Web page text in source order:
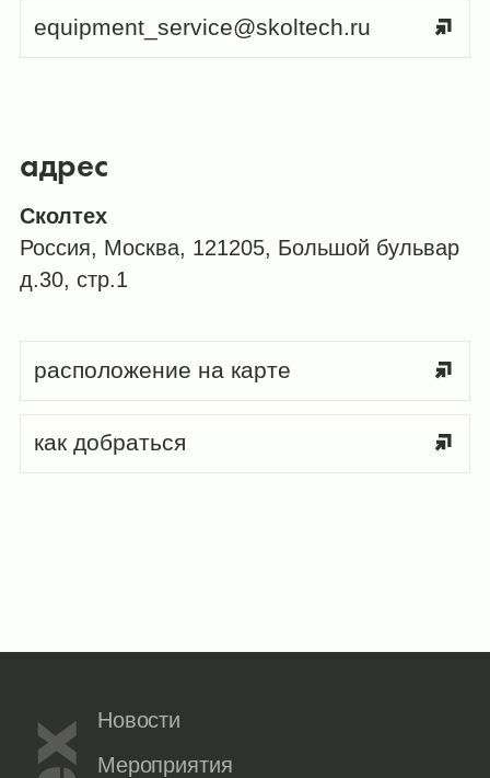
equipment_service@skoltech.ru
адрес
Сколтех
Россия, Москва, 121205, Большой бульвар
д.30, стр.1
расположение на карте
как добраться
Новости
Мероприятия